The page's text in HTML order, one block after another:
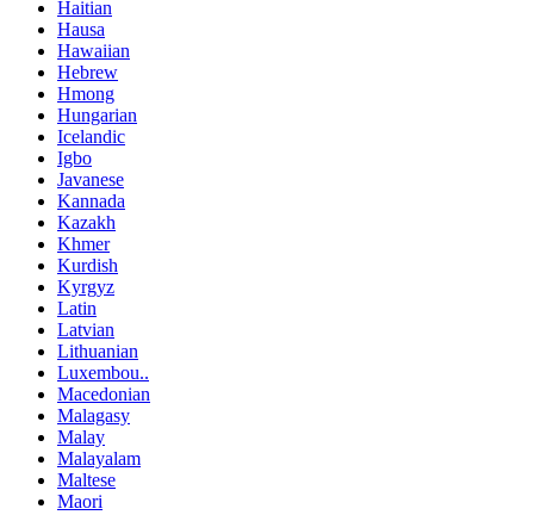
Haitian
Hausa
Hawaiian
Hebrew
Hmong
Hungarian
Icelandic
Igbo
Javanese
Kannada
Kazakh
Khmer
Kurdish
Kyrgyz
Latin
Latvian
Lithuanian
Luxembou..
Macedonian
Malagasy
Malay
Malayalam
Maltese
Maori